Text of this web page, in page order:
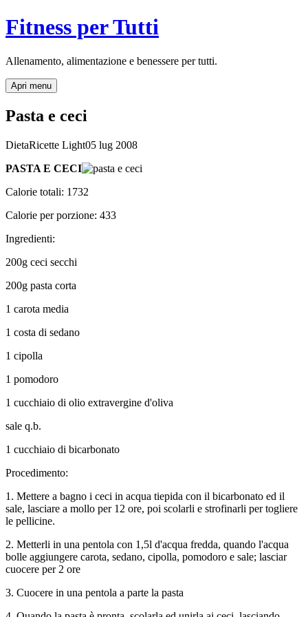
Fitness per Tutti
Allenamento, alimentazione e benessere per tutti.
Apri menu
Pasta e ceci
DietaRicette Light05 lug 2008
PASTA E CECI
Calorie totali: 1732
Calorie per porzione: 433
Ingredienti:
200g ceci secchi
200g pasta corta
1 carota media
1 costa di sedano
1 cipolla
1 pomodoro
1 cucchiaio di olio extravergine d'oliva
sale q.b.
1 cucchiaio di bicarbonato
Procedimento:
1. Mettere a bagno i ceci in acqua tiepida con il bicarbonato ed il
sale, lasciare a mollo per 12 ore, poi scolarli e strofinarli per togliere
le pellicine.
2. Metterli in una pentola con 1,5l d'acqua fredda, quando l'acqua
bolle aggiungere carota, sedano, cipolla, pomodoro e sale; lasciar
cuocere per 2 ore
3. Cuocere in una pentola a parte la pasta